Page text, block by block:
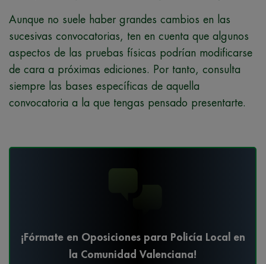
Aunque no suele haber grandes cambios en las
sucesivas convocatorias, ten en cuenta que algunos
aspectos de las pruebas físicas podrían modificarse
de cara a próximas ediciones. Por tanto, consulta
siempre las bases específicas de aquella
convocatoria a la que tengas pensado presentarte.
¡Fórmate en Oposiciones para Policía Local en
la Comunidad Valenciana!